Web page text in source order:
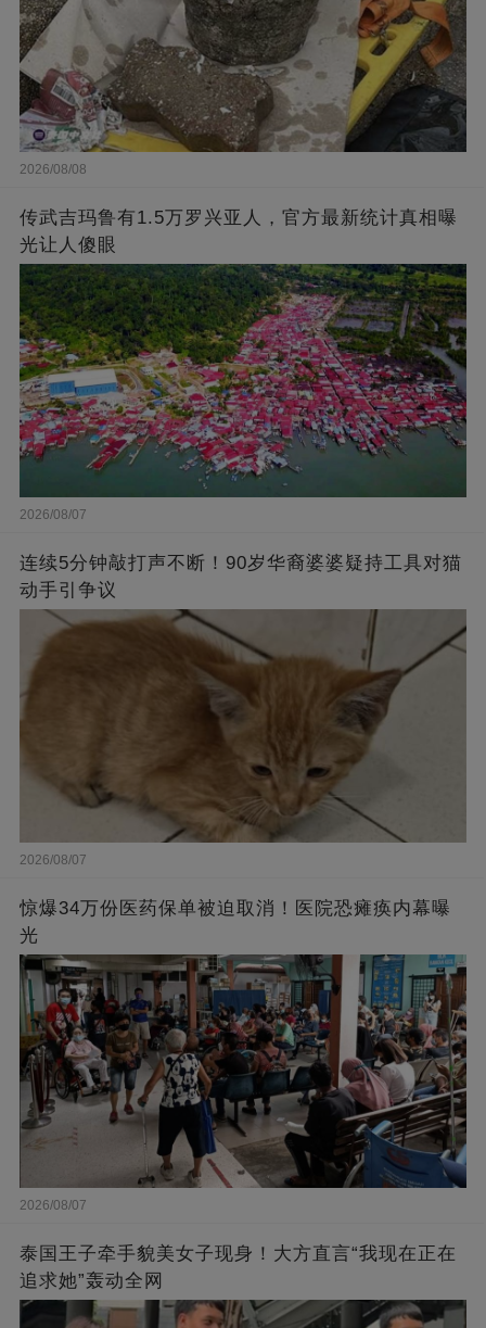
2026/08/08
传武吉玛鲁有1.5万罗兴亚人，官方最新统计真相曝
光让人傻眼
2026/08/07
连续5分钟敲打声不断！90岁华裔婆婆疑持工具对猫
动手引争议
2026/08/07
惊爆34万份医药保单被迫取消！医院恐瘫痪内幕曝
光
2026/08/07
泰国王子牵手貌美女子现身！大方直言“我现在正在
追求她”轰动全网